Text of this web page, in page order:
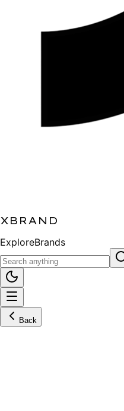
XBRAND
ExploreBrands
Back